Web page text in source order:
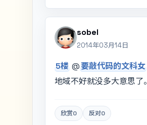
sobel
2014年03月14日
5楼 @要敲代码的文科女
地域不好就没多大意思了。
欣赏0 反对0